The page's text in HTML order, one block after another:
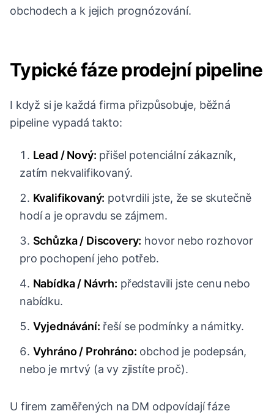
obchodech a k jejich prognózování.
Typické fáze prodejní pipeline
I když si je každá firma přizpůsobuje, běžná
pipeline vypadá takto:
Lead / Nový: přišel potenciální zákazník,
zatím nekvalifikovaný.
Kvalifikovaný: potvrdili jste, že se skutečně
hodí a je opravdu se zájmem.
Schůzka / Discovery: hovor nebo rozhovor
pro pochopení jeho potřeb.
Nabídka / Návrh: představili jste cenu nebo
nabídku.
Vyjednávání: řeší se podmínky a námitky.
Vyhráno / Prohráno: obchod je podepsán,
nebo je mrtvý (a vy zjistíte proč).
U firem zaměřených na DM odpovídají fáze